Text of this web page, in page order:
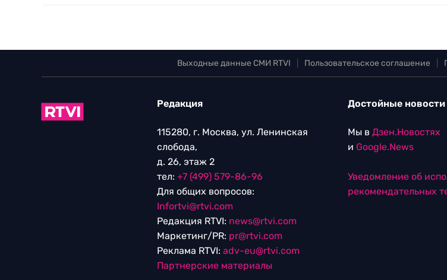
Выходные данные СМИ RTVI Пользовательское соглашение
Редакция
115280, г. Москва, ул. Ленинская
слобода,
д. 26, этаж 2
тел: +7 (499) 579-86-96
Для общих вопросов:
Infortvi@rtvi.com
Редакция RTVI: news@rtvi.com
Маркетинг/PR: pr@rtvi.com
Реклама RTVI: adv-eu@rtvi.com
Партнерские материалы
Достойные новости
Мы в Дзен.Новостях
и Google.News
Уведомление об
рекомендательных